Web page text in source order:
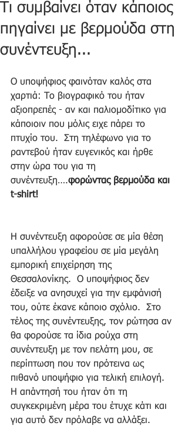
Τι συμβαίνει όταν κάποιος
πηγαίνει με βερμούδα στη
συνέντευξη...
Ο υποψήφιος φαινόταν καλός στα
χαρτιά: Το βιογραφικό του ήταν
αξιοπρεπές - αν και παλιομοδίτικο για
κάποιοιν που μόλις ειχε πάρει το
πτυχίο του.  Στη τηλέφωνο για το
ραντεβού ήταν ευγενικός και ήρθε
στην ώρα του για τη
συνέντευξη….φορώντας βερμούδα και
t-shirt!
Η συνέντευξη αφορούσε σε μία θέση
υπαλλήλου γραφείου σε μία μεγάλη
εμπορική επιχείρηση της
Θεσσαλονίκης.  Ο υποψήφιος δεν
έδειξε να ανησυχεί για την εμφάνισή
του, ούτε έκανε κάποιο σχόλιο.  Στο
τέλος της συνέντευξης, τον ρώτησα αν
θα φορούσε τα ίδια ρούχα στη
συνέντευξη με τον πελάτη μου, σε
περίπτωση που τον πρότεινα ως
πιθανό υποψήφιο για τελική επιλογή.
Η απάντησή του ήταν ότι τη
συγκεκριμένη μέρα του έτυχε κάτι και
για αυτό δεν πρόλαβε να αλλάξει.